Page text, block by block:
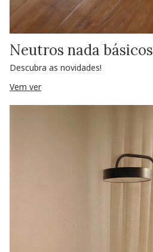
Neutros nada básicos
Descubra as novidades!
Vem ver